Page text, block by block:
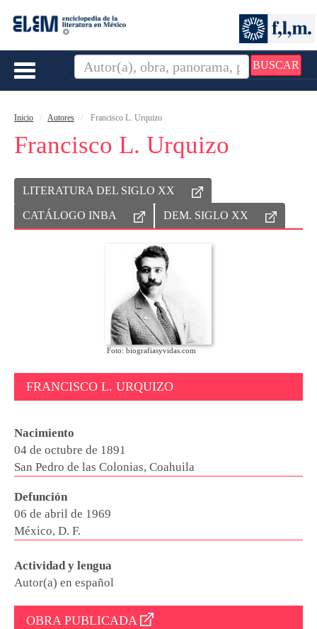
BUSCAR
Toggle
Inicio Autores Francisco L. Urquizo
Francisco L. Urquizo
LITERATURA DEL SIGLO XX
CATÁLOGO INBA DEM. SIGLO XX
Foto: biografiasyvidas.com
FRANCISCO L. URQUIZO
Nacimiento
04 de octubre de 1891
San Pedro de las Colonias, Coahuila
Defunción
06 de abril de 1969
México, D. F.
Actividad y lengua
Autor(a) en español
OBRA PUBLICADA